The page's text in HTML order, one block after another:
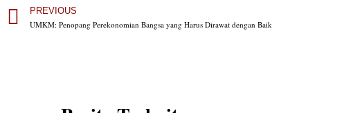
PREVIOUS
UMKM: Penopang Perekonomian Bangsa yang Harus Dirawat dengan Baik